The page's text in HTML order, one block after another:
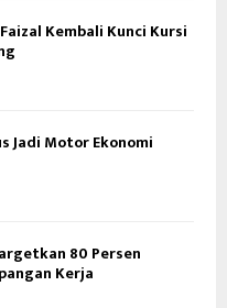
Kembali Kunci Kursi
Jadi Motor Ekonomi
80 Persen
Kerja